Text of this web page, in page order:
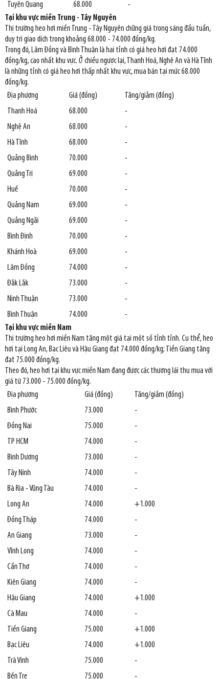
Tuyên Quang
68.000
-
Tại khu vực miền Trung - Tây Nguyên
Thị trường heo hơi miền Trung - Tây Nguyên chững giá trong sáng đầu tuần,
duy trì giao dịch trong khoảng 68.000 - 74.000 đồng/kg.
Trong đó, Lâm Đồng và Bình Thuận là hai tỉnh có giá heo hơi đạt 74.000
đồng/kg, cao nhất khu vực. Ở chiều ngược lại, Thanh Hoá, Nghệ An và Hà Tĩnh
là những tỉnh có giá heo hơi thấp nhất khu vực, mua bán tại mức 68.000
đồng/kg.
Địa phương
Giá (đồng)
Tăng/giảm (đồng)
Thanh Hoá
68.000
-
Nghệ An
68.000
-
Hà Tĩnh
68.000
-
Quảng Bình
70.000
-
Quảng Trị
69.000
-
Huế
70.000
-
Quảng Nam
69.000
-
Quảng Ngãi
69.000
-
Bình Định
70.000
-
Khánh Hoà
69.000
-
Lâm Đồng
74.000
-
Đắk Lắk
73.000
-
Ninh Thuận
73.000
-
Bình Thuận
74.000
-
Tại khu vực miền Nam
Thị trường heo hơi miền Nam tăng một giá tại một số tỉnh tỉnh. Cụ thể, heo
hơi tại Long An, Bạc Liêu và Hậu Giang đạt 74.000 đồng/kg; Tiền Giang tăng
đạt 75.000 đồng/kg.
Theo đó, heo hơi tại khu vực miền Nam đang được các thương lái thu mua với
giá từ 73.000 - 75.000 đồng/kg.
Địa phương
Giá (đồng)
Tăng/giảm (đồng)
Bình Phước
73.000
-
Đồng Nai
75.000
-
TP HCM
74.000
-
Bình Dương
73.000
-
Tây Ninh
74.000
-
Bà Rịa - Vũng Tàu
74.000
-
Long An
74.000
+1.000
Đồng Tháp
74.000
-
An Giang
73.000
-
Vĩnh Long
74.000
-
Cần Thơ
74.000
-
Kiên Giang
74.000
-
Hậu Giang
74.000
+1.000
Cà Mau
74.000
-
Tiền Giang
75.000
+1.000
Bạc Liêu
74.000
+1.000
Trà Vinh
75.000
-
Bến Tre
75.000 -